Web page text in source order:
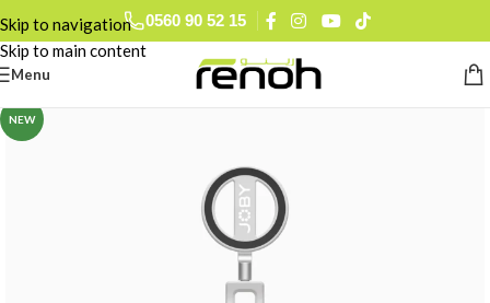
Skip to navigation
Skip to main content
0560 90 52 15
Menu
NEW